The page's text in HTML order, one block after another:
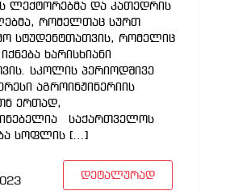
ლექტორებმა და კათედრის
რომელთაც სურთ
სტუდენტთათვის, რომელიც
ხარისხიანი
სკოლის პერიოდშივე
აგროინჟინერიის
ერთად,
საქართველოს
სოფლის […]
დეტალურად